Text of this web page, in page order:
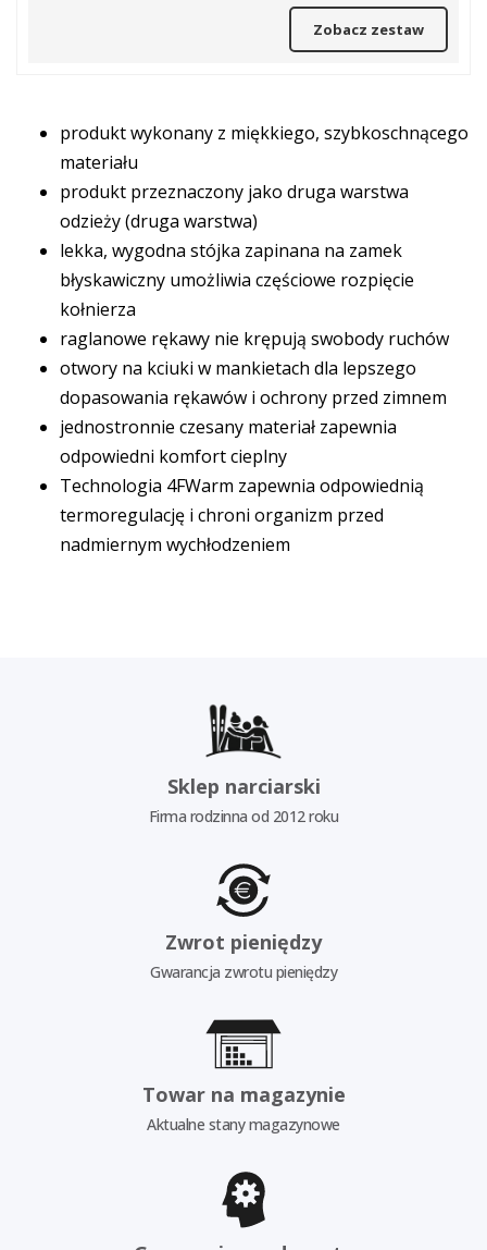
Zobacz zestaw
produkt wykonany z miękkiego, szybkoschnącego
materiału
produkt przeznaczony jako druga warstwa
odzieży (druga warstwa)
lekka, wygodna stójka zapinana na zamek
błyskawiczny umożliwia częściowe rozpięcie
kołnierza
raglanowe rękawy nie krępują swobody ruchów
otwory na kciuki w mankietach dla lepszego
dopasowania rękawów i ochrony przed zimnem
jednostronnie czesany materiał zapewnia
odpowiedni komfort cieplny
Technologia 4FWarm zapewnia odpowiednią
termoregulację i chroni organizm przed
nadmiernym wychłodzeniem
Sklep narciarski
Firma rodzinna od 2012 roku
Zwrot pieniędzy
Gwarancja zwrotu pieniędzy
Towar na magazynie
Aktualne stany magazynowe